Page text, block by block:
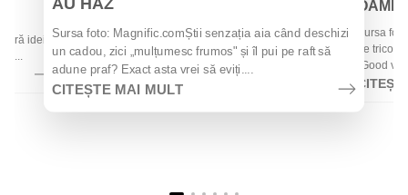
idei
AU HAZ
Sursa foto: Magnific.comȘtii senzația aia când deschizi
un cadou, zici „mulțumesc frumos" și îl pui pe raft să
adune praf? Exact asta vrei să eviți....
CITEȘTE MAI MULT
Sursa
de
„Good